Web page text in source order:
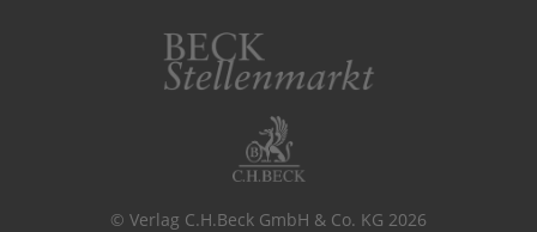
© Verlag C.H.Beck GmbH & Co. KG 2026